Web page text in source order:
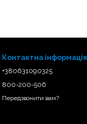
Контактна інформація
+380631090325
800-200-506
Передзвонити вам?